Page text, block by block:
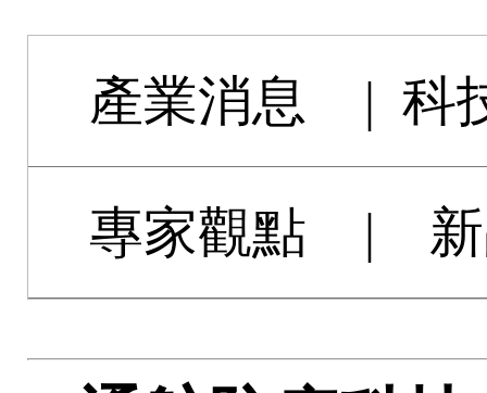
產業消息 | 科
專家觀點 |